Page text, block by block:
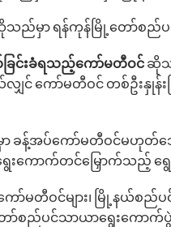
သည်မှာ ရန်ကုန်မြို့‌တော်စည်ပ
ခြင်းခံရသည့်ကော်မတီဝင် ဆိုသ
ျှင် ကော်မတီဝင် တစ်ဦးနှုန်း
ခန့်အပ်‌ကော်မတီဝင်မဟုတ်‌သေ
း ရွေးကောက်တင်‌မြှောက်သ
ာ်မတီဝင်များ၊ မြို့နယ်စည်ပ
ာ်စည်ပင်သာယာရွေးကော